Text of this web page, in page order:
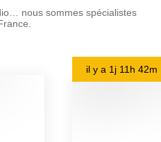
nous sommes spécialistes
il y a 1j 11h 42m